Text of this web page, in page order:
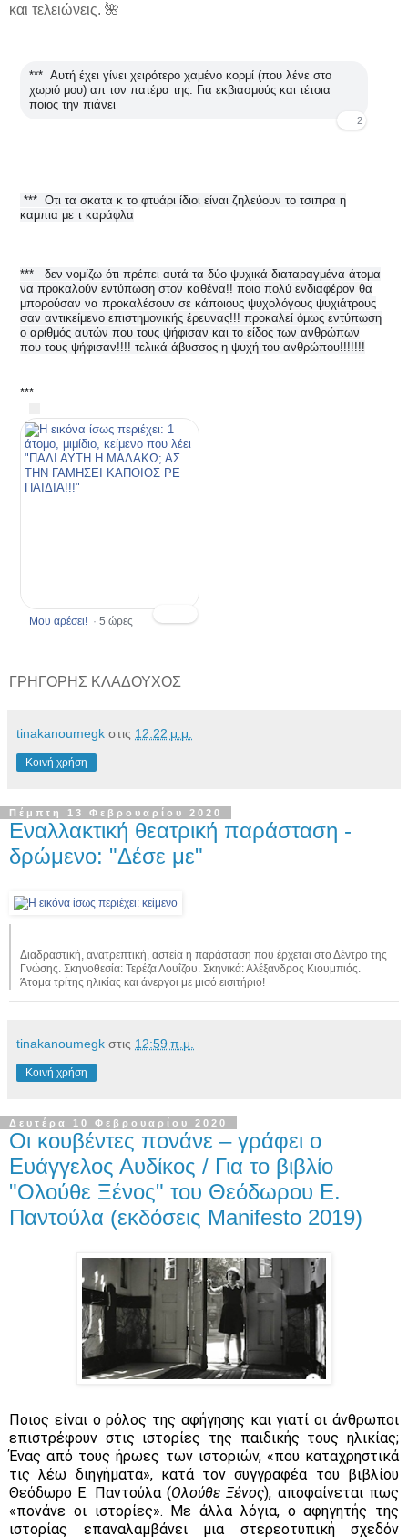
και τελειώνεις. 🌺
*** Αυτή έχει γίνει χειρότερο χαμένο κορμί (που λένε στο
χωριό μου) απ τον πατέρα της. Για εκβιασμούς και τέτοια
ποιος την πιάνει
2
*** Οτι τα σκατα κ το φτυάρι ίδιοι είναι ζηλεύουν το τσιπρα η
καμπια με τ καράφλα
*** δεν νομίζω ότι πρέπει αυτά τα δύο ψυχικά διαταραγμένα άτομα
να προκαλούν εντύπωση στον καθένα!! ποιο πολύ ενδιαφέρον θα
μπορούσαν να προκαλέσουν σε κάποιους ψυχολόγους ψυχιάτρους
σαν αντικείμενο επιστημονικής έρευνας!!! προκαλεί όμως εντύπωση
ο αριθμός αυτών που τους ψήφισαν και το είδος των ανθρώπων
που τους ψήφισαν!!!! τελικά άβυσσος η ψυχή του ανθρώπου!!!!!!!
***
Μου αρέσει! · 5 ώρες
ΓΡΗΓΟΡΗΣ ΚΛΑΔΟΥΧΟΣ
tinakanoumegk στις 12:22 μ.μ.
Κοινή χρήση
Πέμπτη 13 Φεβρουαρίου 2020
Εναλλακτική θεατρική παράσταση -
δρώμενο: "Δέσε με"
Διαδραστική, ανατρεπτική, αστεία η παράσταση που έρχεται στο Δέντρο της
Γνώσης. Σκηνοθεσία: Τερέζα Λουΐζου. Σκηνικά: Αλέξανδρος Κιουμπιός.
Άτομα τρίτης ηλικίας και άνεργοι με μισό εισιτήριο!
tinakanoumegk στις 12:59 π.μ.
Κοινή χρήση
Δευτέρα 10 Φεβρουαρίου 2020
Οι κουβέντες πονάνε – γράφει ο
Ευάγγελος Αυδίκος / Για το βιβλίο
"Ολούθε Ξένος" του Θεόδωρου Ε.
Παντούλα (εκδόσεις Manifesto 2019)
Ποιος είναι ο ρόλος της αφήγησης και γιατί οι άνθρωποι
επιστρέφουν στις ιστορίες της παιδικής τους ηλικίας;
Ένας από τους ήρωες των ιστοριών, «που καταχρηστικά
τις λέω διηγήματα», κατά τον συγγραφέα του βιβλίου
Θεόδωρο Ε. Παντούλα (Ολούθε Ξένος), αποφαίνεται πως
«πονάνε οι ιστορίες». Με άλλα λόγια, ο αφηγητής της
ιστορίας επαναλαμβάνει μια στερεοτυπική σχεδόν